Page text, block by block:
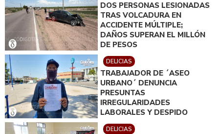
DOS PERSONAS LESIONADAS
TRAS VOLCADURA EN
ACCIDENTE MÚLTIPLE;
DAÑOS SUPERAN EL MILLÓN
DE PESOS
DELICIAS
TRABAJADOR DE ´ASEO
URBANO´ DENUNCIA
PRESUNTAS
IRREGULARIDADES
LABORALES Y DESPIDO
INJUSTIFICADO
DELICIAS